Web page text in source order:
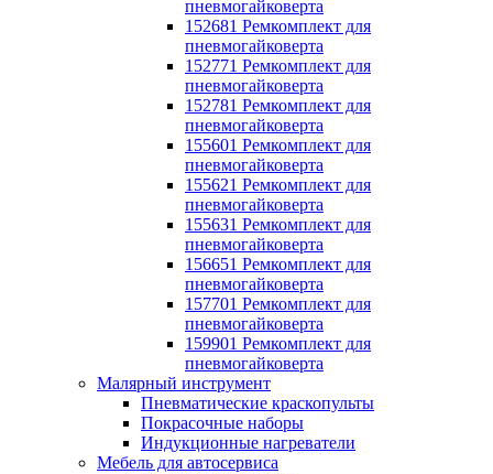
пневмогайковерта
152681 Ремкомплект для
пневмогайковерта
152771 Ремкомплект для
пневмогайковерта
152781 Ремкомплект для
пневмогайковерта
155601 Ремкомплект для
пневмогайковерта
155621 Ремкомплект для
пневмогайковерта
155631 Ремкомплект для
пневмогайковерта
156651 Ремкомплект для
пневмогайковерта
157701 Ремкомплект для
пневмогайковерта
159901 Ремкомплект для
пневмогайковерта
Малярный инструмент
Пневматические краскопульты
Покрасочные наборы
Индукционные нагреватели
Мебель для автосервиса